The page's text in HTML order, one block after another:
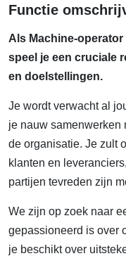
Functie
Als Machine-
speel je een cruciale
en doelstellingen.
Je wordt verwacht al
je nauw samenwerken
de organisatie. Je zult
klanten en
partijen tevreden zijn
We zijn op zoek naar
gepassioneerd is over
je beschikt over